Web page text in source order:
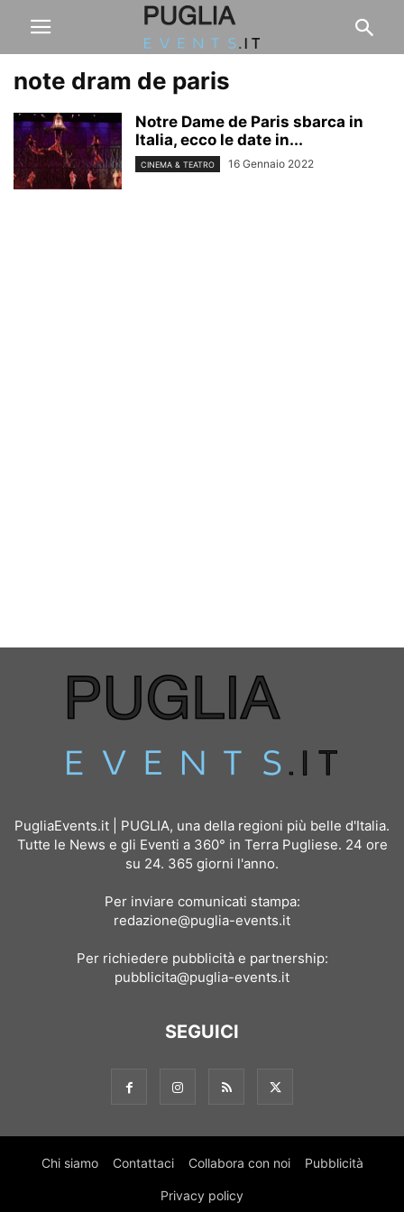
note dram de paris
Notre Dame de Paris sbarca in
Italia, ecco le date in...
CINEMA & TEATRO 16 Gennaio 2022
PugliaEvents.it | PUGLIA, una della regioni più belle d'Italia.
Tutte le News e gli Eventi a 360° in Terra Pugliese. 24 ore
su 24. 365 giorni l'anno.
Per inviare comunicati stampa:
redazione@puglia-events.it
Per richiedere pubblicità e partnership:
pubblicita@puglia-events.it
SEGUICI
Chi siamo Contattaci Collabora con noi Pubblicità
Privacy policy